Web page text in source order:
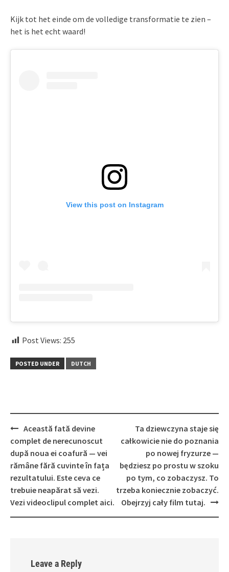
Kijk tot het einde om de volledige transformatie te zien –
het is het echt waard!
View this post on Instagram
Post Views: 255
POSTED UNDER DUTCH
Post
navigation
Această fată devine
complet de nerecunoscut
după noua ei coafură — vei
rămâne fără cuvinte în fața
rezultatului. Este ceva ce
trebuie neapărat să vezi.
Vezi videoclipul complet aici.
Ta dziewczyna staje się
całkowicie nie do poznania
po nowej fryzurze —
będziesz po prostu w szoku
po tym, co zobaczysz. To
trzeba koniecznie zobaczyć.
Obejrzyj cały film tutaj.
Leave a Reply